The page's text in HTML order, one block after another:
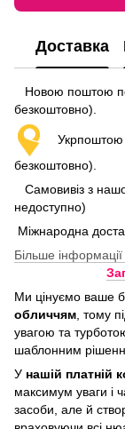
Доставка
Новою поштою по
безкоштовно).
Укрпоштою
безкоштовно).
Самовивіз з
недоступно)
Міжнародна
Більше
Ми цінуємо ваше
обличчям , тому
увагою та
шаблонним
У нашій платній
максимум уваги і
засоби, але й